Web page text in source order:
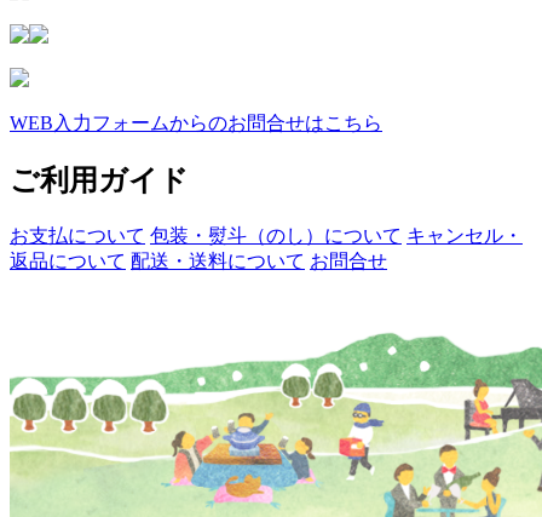
WEB入力フォームからのお問合せはこちら
ご利用ガイド
お支払について 包装・熨斗（のし）について キャンセル・
返品について 配送・送料について お問合せ